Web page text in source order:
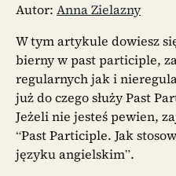
Autor: Anna Zielazny
W tym artykule dowiesz
bierny w past participle,
regularnych jak i
już do czego służy Past
Jeżeli nie jesteś pewien,
“Past Participle. Jak
języku angielskim”.